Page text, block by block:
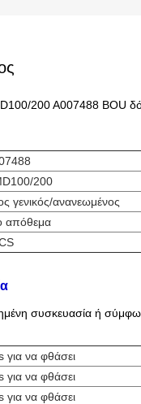
200 A007488 BOU
200
γενικός/ανανεωμένος
απόθεμα
συσκευασία ή
για να φθάσει
για να φθάσει
για να φθάσει